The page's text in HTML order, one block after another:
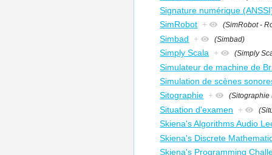
Signature numérique
SimRobot + (SimRobot -
Simbad + (Simbad)
Simply Scala + (Simply
Simulateur de machine de
Simulation de scènes
Sitographie + (Sitographie
Situation d'examen +
Skiena's Algorithms Audio
Skiena's Discrete
Skiena's Programming